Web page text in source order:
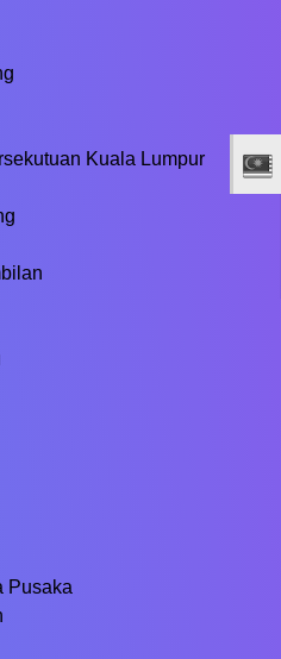
Kuala Lumpur
Pusaka